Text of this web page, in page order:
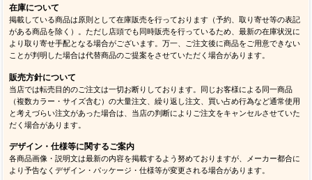
在庫について
掲載している商品は原則として在庫販売を行っております（予約、取り寄せ等の表記
がある商品を除く）。ただし店頭でも同時販売を行っているため、最新の在庫状況に
より取り寄せ手配となる場合がございます。万一、ご注文後に商品をご用意できない
ことが判明した場合は代替商品のご提案をさせていただく場合があります。
販売方針について
当店では転売目的のご注文は一切お断りしております。同じお客様による同一商品
（複数カラー・サイズ含む）の大量注文、繰り返し注文、買い占め行為など通常使用
と考えづらい注文があった場合は、当店の判断によりご注文をキャンセルさせていた
だく場合があります。
デザイン・仕様等に関するご案内
各商品画像・説明文は最新の内容を掲載するよう努めておりますが、メーカー都合に
より予告なくデザイン・パッケージ・仕様等が変更される場合があります。